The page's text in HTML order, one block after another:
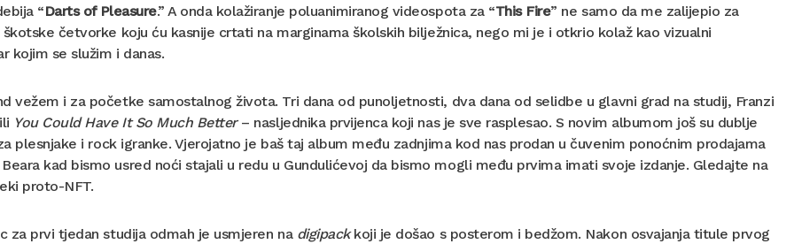
“Darts of Pleasure.” A onda kolažiranje poluanimiranog videospota za “This Fire” ne samo da me zalijepio za
četvorke koju ću kasnije crtati na marginama školskih bilježnica, nego mi je i otkrio kolaž kao vizualni
kojim se služim i danas.
vežem i za početke samostalnog života. Tri dana od punoljetnosti, dva dana od selidbe u glavni grad na studij, Franzi
You Could Have It So Much Better– nasljednika prvijenca koji nas je sve rasplesao. S novim albumom još su dublje
plesnjake i rock igranke. Vjerojatno je baš taj album među zadnjima kod nas prodan u čuvenim ponoćnim prodajama
Beara kad bismo usred noći stajali u redu u Gundulićevoj da bismo mogli među prvima imati svoje izdanje. Gledajte na
proto-NFT.
za prvi tjedan studija odmah je usmjeren na digipackkoji je došao s posterom i bedžom. Nakon osvajanja titule prvog